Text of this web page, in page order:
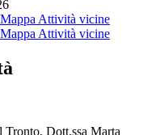
Mappa Attività vicine
Mappa Attività vicine
Tronto, Dott.ssa Marta